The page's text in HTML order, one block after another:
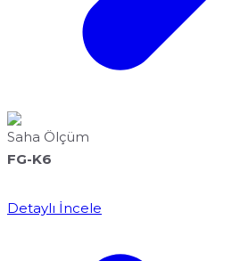
Saha Ölçüm
FG-K6
Detaylı İncele